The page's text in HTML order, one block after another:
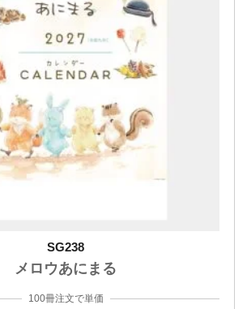
SG238
メロウあにまる
100冊注文で単価